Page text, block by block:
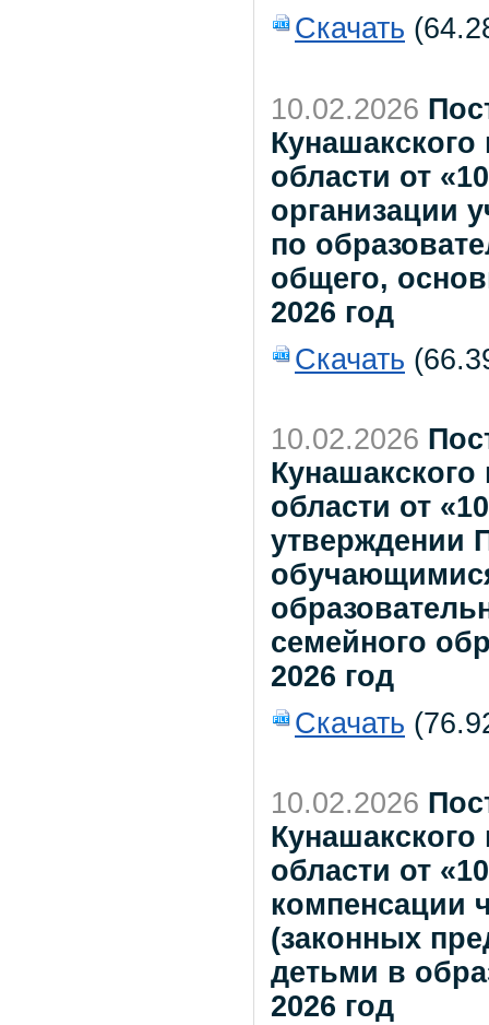
Скачать
10.02.2026
области от
организации
по
общего,
2026 год
Скачать
10.02.2026
области от
утверждении
семейного
2026 год
Скачать
10.02.2026
области от
компенсации
(законных
детьми в
2026 год